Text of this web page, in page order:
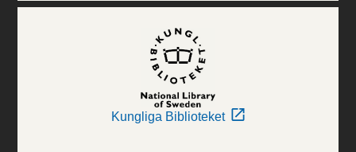
Kungliga Biblioteket